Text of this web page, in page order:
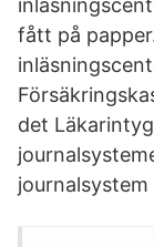
fått på
det